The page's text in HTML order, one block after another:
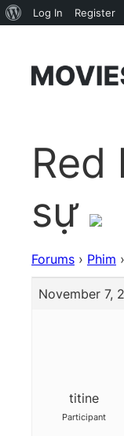
Red
sự
Forums › Phim ›
November 7,
titine
Participant
About
Log In Register